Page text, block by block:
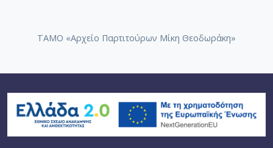
ΤΑΜΟ «Αρχείο Παρτιτούρων Μίκη Θεοδωράκη»